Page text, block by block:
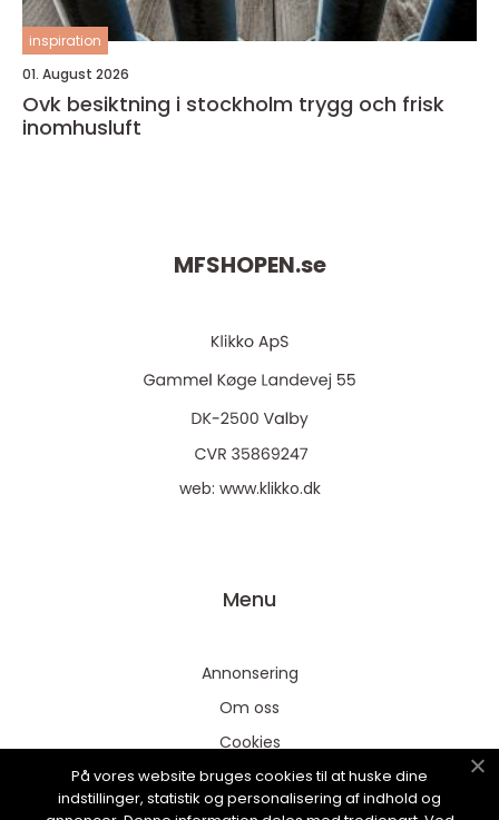
inspiration
01. August 2026
Ovk besiktning i stockholm trygg och frisk
inomhusluft
MFSHOPEN.se
web: www.klikko.dk
Menu
Annonsering
Om oss
Cookies
Kontakta oss
Sitemap
På vores website bruges cookies til at huske dine
indstillinger, statistik og personalisering af indhold og